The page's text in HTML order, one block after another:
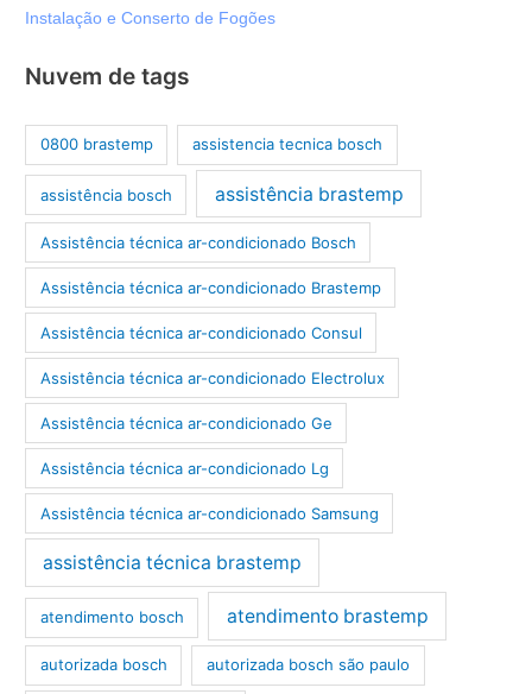
Instalação e Conserto de Fogões
Nuvem de tags
0800 brastemp assistencia tecnica bosch
assistência bosch assistência brastemp
Assistência técnica ar-condicionado Bosch
Assistência técnica ar-condicionado Brastemp
Assistência técnica ar-condicionado Consul
Assistência técnica ar-condicionado Electrolux
Assistência técnica ar-condicionado Ge
Assistência técnica ar-condicionado Lg
Assistência técnica ar-condicionado Samsung
assistência técnica brastemp
atendimento bosch atendimento brastemp
autorizada bosch autorizada bosch são paulo